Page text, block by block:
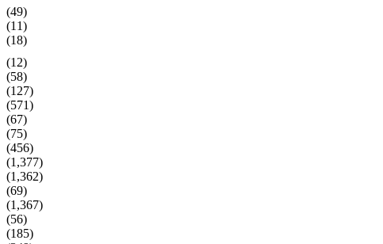
(49)
(11)
(18)
(12)
(58)
(127)
(571)
(67)
(75)
(456)
(1,377)
(1,362)
(69)
(1,367)
(56)
(185)